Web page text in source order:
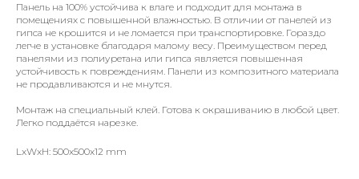
Панель на 100% устойчива к влаге и подходит для монтажа в
помещениях с повышенной влажностью. В отличии от панелей из
гипса не крошится и не ломается при транспортировке. Гораздо
легче в установке благодаря малому весу. Преимуществом перед
панелями из полиуретана или гипса является повышенная
устойчивость к повреждениям. Панели из композитного материала
не продавливаются и не мнутся.
Монтаж на специальный клей. Готова к окрашиванию в любой цвет.
Легко поддаётся нарезке.
LxWxH: 500x500x12 mm